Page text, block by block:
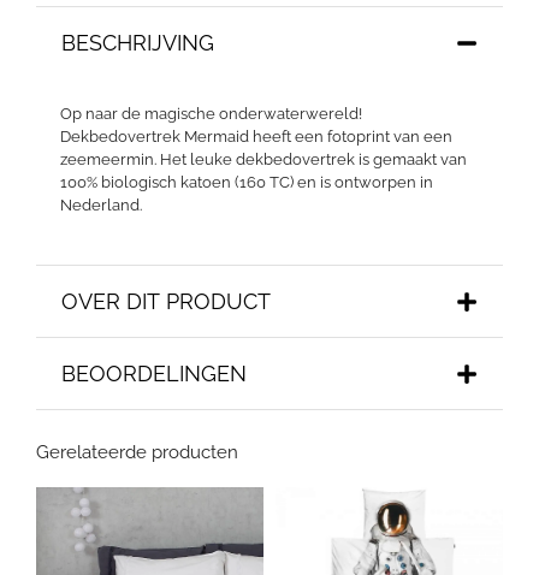
BESCHRIJVING
Op naar de magische onderwaterwereld!
Dekbedovertrek Mermaid heeft een fotoprint van een
zeemeermin. Het leuke dekbedovertrek is gemaakt van
100% biologisch katoen (160 TC) en is ontworpen in
Nederland.
OVER DIT PRODUCT
BEOORDELINGEN
Gerelateerde producten